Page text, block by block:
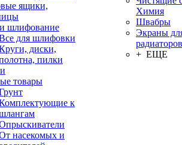
ящики,
и шлифование
для шлифовки
диски,
пилки
товары
к
насекомых и
Химия
Швабры
Экраны
радиаторов
+ ЕЩЕ